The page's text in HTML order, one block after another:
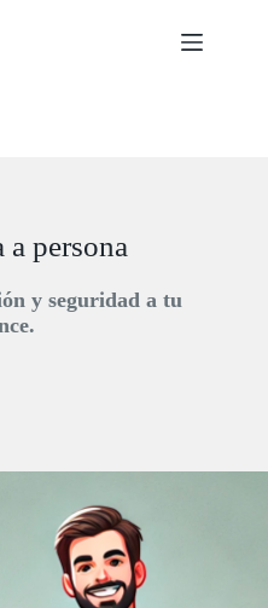
a persona
y seguridad a tu